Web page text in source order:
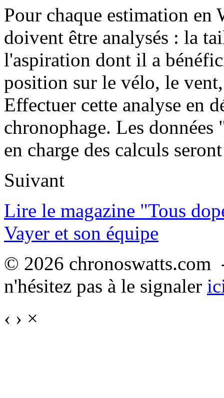
Pour chaque estimation en
doivent être analysés : la
l'aspiration dont il a
position sur le vélo, le
Effectuer cette analyse en
chronophage. Les
en charge des calculs
Suivant
Lire le magazine "Tous
Vayer et son équipe
© 2026
n'hésitez pas à le signaler
‹ › ×